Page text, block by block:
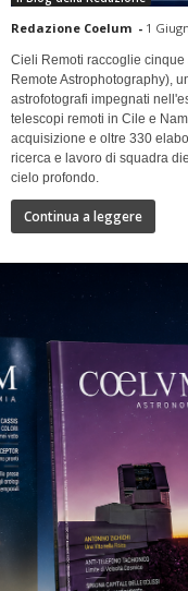
Redazione Coelum - 1
Cieli Remoti raccoglie
Remote Astrophotography),
astrofotografi impegnati
telescopi remoti in Cile e
acquisizione e oltre 330
ricerca e lavoro di squadra
cielo profondo.
Continua a leggere